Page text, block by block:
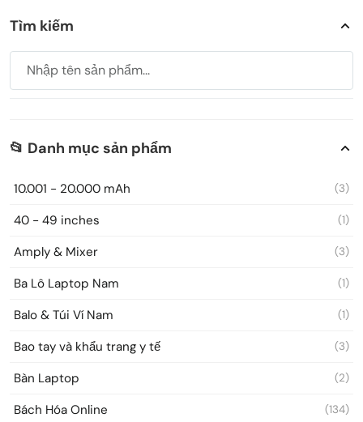
Tìm kiếm
📂 Danh mục sản phẩm
10.001 - 20.000 mAh (3)
40 - 49 inches (1)
Amply & Mixer (3)
Ba Lô Laptop Nam (1)
Balo & Túi Ví Nam (1)
Bao tay và khẩu trang y tế (3)
Bàn Laptop (2)
Bách Hóa Online (134)